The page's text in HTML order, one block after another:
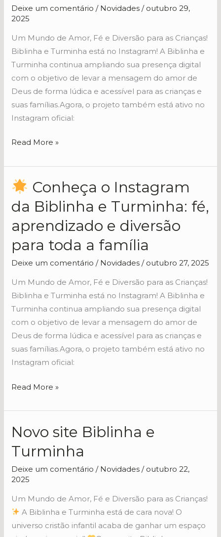
Deixe um comentário / Novidades / outubro 29,
2025
Um Mundo de Amor, Fé e Diversão para as Crianças!
Biblinha e Turminha está no Instagram! A Biblinha e
Turminha continua ampliando sua presença digital
com o objetivo de levar a mensagem do amor de
Deus de forma lúdica e acessível para as crianças e
suas famílias.Agora, o projeto também está ativo no
Instagram oficial:
Cura
do
Telhado
|
Música
Infantil
Cristã
Read More »
Conheça o Instagram
da Biblinha e Turminha: fé,
aprendizado e diversão
para toda a família
Deixe um comentário / Novidades / outubro 27, 2025
Um Mundo de Amor, Fé e Diversão para as Crianças!
Biblinha e Turminha está no Instagram! A Biblinha e
Turminha continua ampliando sua presença digital
com o objetivo de levar a mensagem do amor de
Deus de forma lúdica e acessível para as crianças e
suas famílias.Agora, o projeto também está ativo no
Instagram oficial:
o
Instagram
Biblinha
e
Turminha:
fé,
aprendizado
diversão
toda
família
Read More »
Novo site Biblinha e
Turminha
Deixe um comentário / Novidades / outubro 22,
2025
Um Mundo de Amor, Fé e Diversão para as Crianças!
A Biblinha e Turminha está de cara nova! O
universo cristão infantil acaba de ganhar um espaço
Novo
Biblinha
e
Turminha